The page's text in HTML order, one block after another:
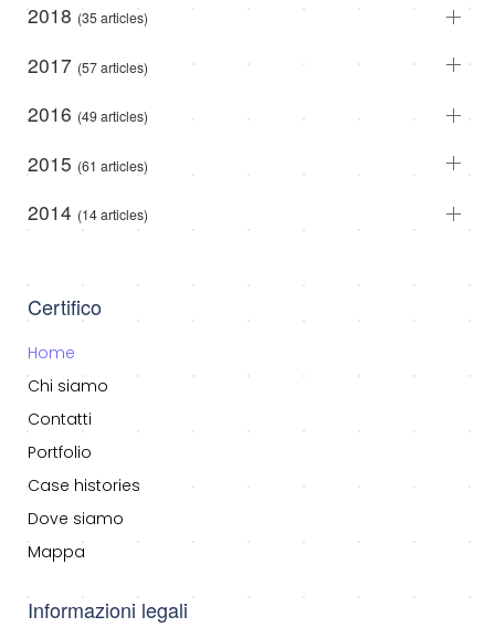
2018 (35 articles)
2017 (57 articles)
2016 (49 articles)
2015 (61 articles)
2014 (14 articles)
Certifico
Home
Chi siamo
Contatti
Portfolio
Case histories
Dove siamo
Mappa
Informazioni legali